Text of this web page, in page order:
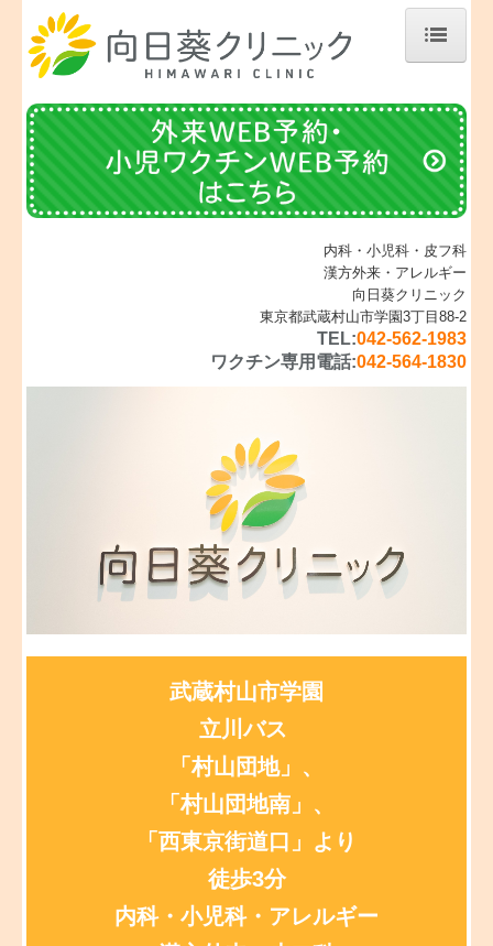
内科
小児科
禁煙外来・産業医・オンライン診療・その他
医師紹介
内科・小児科・皮フ科
漢方外来・アレルギー
向日葵クリニック
東京都武蔵村山市学園3丁目88-2
TEL:042-562-1983
ワクチン専用電話:042-564-1830
武蔵村山市学園
立川バス
「村山団地」、
「村山団地南」、
「西東京街道口」より
徒歩3分
内科・小児科・ アレルギー